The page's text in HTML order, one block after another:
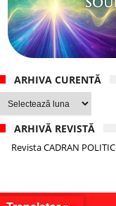
ARHIVA CURENTĂ
Arhiva
curentă
ARHIVĂ REVISTĂ
Revista CADRAN POLITIC